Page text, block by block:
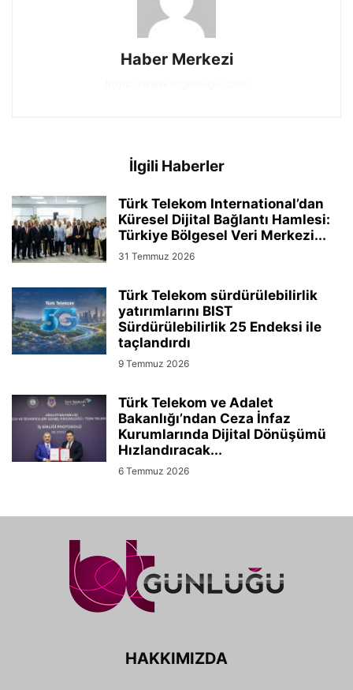
Haber Merkezi
İlgili Haberler
Türk Telekom International’dan
Küresel Dijital Bağlantı Hamlesi:
Türkiye Bölgesel Veri Merkezi...
31 Temmuz 2026
Türk Telekom sürdürülebilirlik
yatırımlarını BIST
Sürdürülebilirlik 25 Endeksi ile
taçlandırdı
9 Temmuz 2026
Türk Telekom ve Adalet
Bakanlığı’ndan Ceza İnfaz
Kurumlarında Dijital Dönüşümü
Hızlandıracak...
6 Temmuz 2026
HAKKIMIZDA